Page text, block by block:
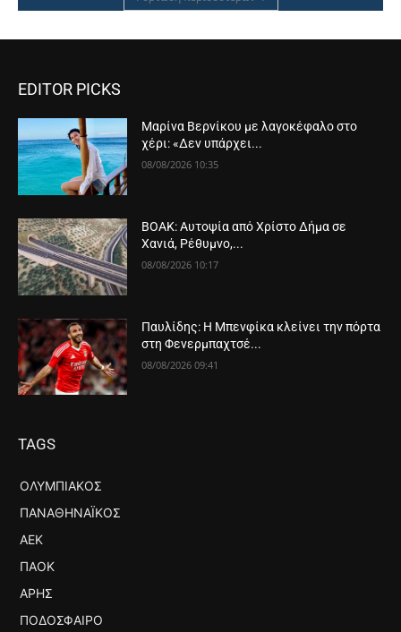
EDITOR PICKS
Μαρίνα Βερνίκου με λαγοκέφαλο στο
χέρι: «Δεν υπάρχει...
08/08/2026 10:35
ΒΟΑΚ: Αυτοψία από Χρίστο Δήμα σε
Χανιά, Ρέθυμνο,...
08/08/2026 10:17
Παυλίδης: Η Μπενφίκα κλείνει την πόρτα
στη Φενερμπαχτσέ...
08/08/2026 09:41
TAGS
ΟΛΥΜΠΙΑΚΌΣ
ΠΑΝΑΘΗΝΑΪΚΌΣ
ΑΕΚ
ΠΑΟΚ
ΆΡΗΣ
ΠΟΔΌΣΦΑΙΡΟ